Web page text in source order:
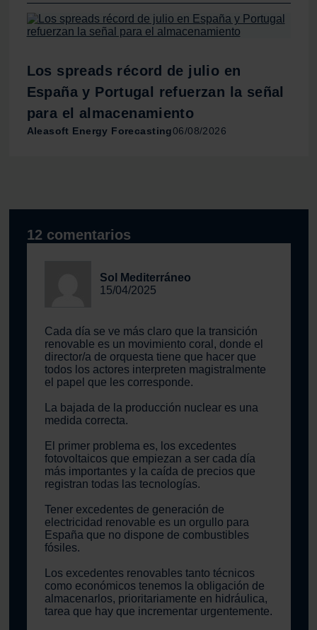
de cookies.
el contenido y los anuncios, ofrecer funciones de redes
sociales y analizar el tráfico. Además, compartimos
información sobre el uso que haga del sitio web con
nuestros partners de redes sociales, publicidad y análisis
Los spreads récord de julio en
España y Portugal refuerzan la señal
para el almacenamiento
Aleasoft Energy Forecasting06/08/2026
12 comentarios
Sol Mediterráneo
15/04/2025
Cada día se ve más claro que la transición
renovable es un movimiento coral, donde el
director/a de orquesta tiene que hacer que
todos los actores interpreten magistralmente
el papel que les corresponde.
La bajada de la producción nuclear es una
medida correcta.
El primer problema es, los excedentes
fotovoltaicos que empiezan a ser cada día
más importantes y la caída de precios que
registran todas las tecnologías.
Tener excedentes de generación de
electricidad renovable es un orgullo para
España que no dispone de combustibles
fósiles.
Los excedentes renovables tanto técnicos
como económicos tenemos la obligación de
almacenarlos, prioritariamente en hidráulica,
tarea que hay que incrementar urgentemente.